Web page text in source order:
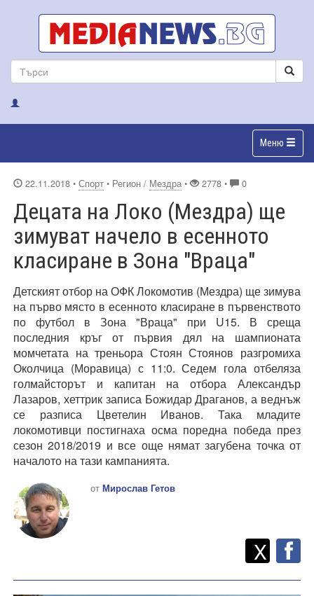
Меню
22.11.2018 • Спорт • Регион / Мездра • 2778 • 0
Децата на Локо (Мездра) ще
зимуват начело в есенното
класиране в Зона "Враца"
Детският отбор на ОФК Локомотив (Мездра) ще зимува
на първо място в есенното класиране в първенството
по футбол в Зона "Враца" при U15. В среща
последния кръг от първия дял на шампионата
момчетата на треньора Стоян Стоянов разгромиха
Околчица (Моравица) с 11:0. Седем гола отбеляза
голмайсторът и капитан на отбора Александър
Лазаров, хеттрик записа Божидар Драганов, а веднъж
се разписа Цветелин Иванов. Така младите
локомотивци постигнаха осма поредна победа през
сезон 2018/2019 и все още нямат загубена точка от
началото на тази кампанията.
от Мирослав Гетов
Споделете
X